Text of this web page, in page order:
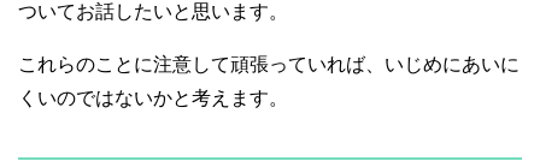
ついてお話したいと思います。
これらのことに注意して頑張っていれば、いじめにあいに
くいのではないかと考えます。